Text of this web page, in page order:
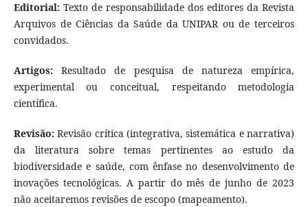
Editorial:Texto de responsabilidade dos editores da Revista
Arquivos de Ciências da Saúde da UNIPAR ou de terceiros
convidados.
Artigos:Resultado de pesquisa de natureza empírica,
experimental ou conceitual, respeitando metodologia
científica.
Revisão:Revisão crítica (integrativa, sistemática e narrativa)
da literatura sobre temas pertinentes ao estudo da
biodiversidade e saúde, com ênfase no desenvolvimento de
inovações tecnológicas. A partir do mês de junho de 2023
não aceitaremos revisões de escopo (mapeamento).